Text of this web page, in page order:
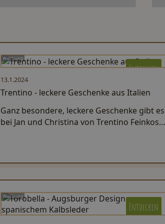
Werbung
Entdecken
13.1.2024
Trentino - leckere Geschenke aus Italien
Ganz besondere, leckere Geschenke gibt es
bei Jan und Christina von Trentino Feinkost,
Werbung
Entdecken